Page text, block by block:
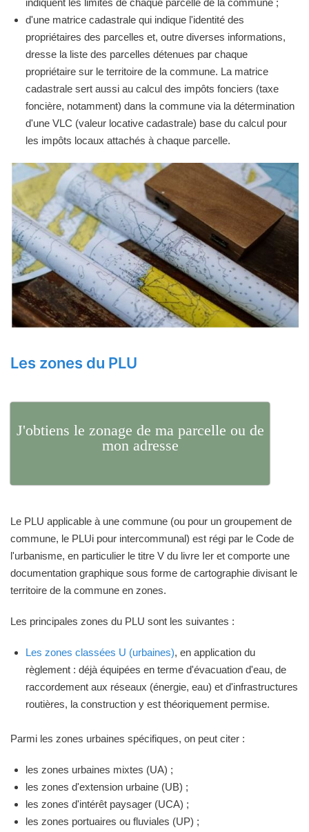
d'une matrice cadastrale qui indique l'identité des
propriétaires des parcelles et, outre diverses informations,
dresse la liste des parcelles détenues par chaque
propriétaire sur le territoire de la commune. La matrice
cadastrale sert aussi au calcul des impôts fonciers (taxe
foncière, notamment) dans la commune via la détermination
d'une VLC (valeur locative cadastrale) base du calcul pour
les impôts locaux attachés à chaque parcelle.
Les zones du PLU
J'obtiens le zonage de ma parcelle ou de
mon adresse
Le PLU applicable à une commune (ou pour un groupement de
commune, le PLUi pour intercommunal) est régi par le Code de
l'urbanisme, en particulier le titre V du livre Ier et comporte une
documentation graphique sous forme de cartographie divisant le
territoire de la commune en zones.
Les principales zones du PLU sont les suivantes :
Les zones classées U (urbaines), en application du
règlement : déjà équipées en terme d'évacuation d'eau, de
raccordement aux réseaux (énergie, eau) et d'infrastructures
routières, la construction y est théoriquement permise.
Parmi les zones urbaines spécifiques, on peut citer :
les zones urbaines mixtes (UA) ;
les zones d'extension urbaine (UB) ;
les zones d'intérêt paysager (UCA) ;
les zones portuaires ou fluviales (UP) ;